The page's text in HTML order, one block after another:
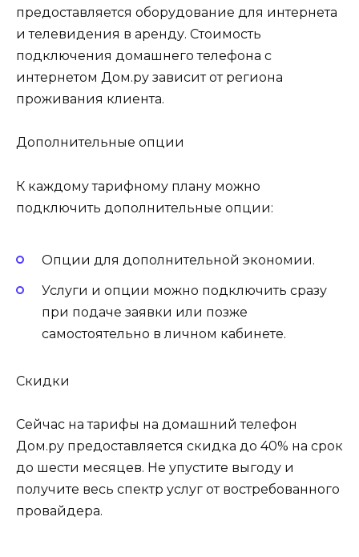
предоставляется оборудование для интернета
и телевидения в аренду. Стоимость
подключения домашнего телефона с
интернетом Дом.ру зависит от региона
проживания клиента.
Дополнительные опции
К каждому тарифному плану можно
подключить дополнительные опции:
Опции для дополнительной экономии.
Услуги и опции можно подключить сразу
при подаче заявки или позже
самостоятельно в личном кабинете.
Скидки
Сейчас на тарифы на домашний телефон
Дом.ру предоставляется скидка до 40% на срок
до шести месяцев. Не упустите выгоду и
получите весь спектр услуг от востребованного
провайдера.